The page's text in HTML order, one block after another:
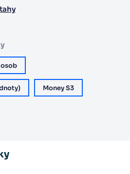
osob
Money S3